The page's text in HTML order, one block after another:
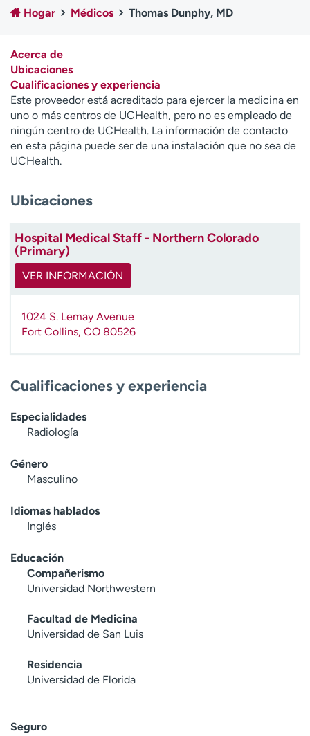
Atención a medios de
comunicación
Contáctenos Noticias e historias
A
y
ú
d
m
e
n
o
Hogar Médicos Thomas Dunphy, MD
Acerca de
Ubicaciones
Cualificaciones y experiencia
Este proveedor está acreditado para ejercer la medicina en
uno o más centros de UCHealth, pero no es empleado de
ningún centro de UCHealth. La información de contacto
en esta página puede ser de una instalación que no sea de
UCHealth.
Ubicaciones
Hospital Medical Staff - Northern Colorado
(Primary)
VER INFORMACIÓN
1024 S. Lemay Avenue
Fort Collins, CO 80526
Cualificaciones y experiencia
Especialidades
Radiología
Género
Masculino
Idiomas hablados
Inglés
Educación
Compañerismo
Universidad Northwestern
Facultad de Medicina
Universidad de San Luis
Residencia
Universidad de Florida
Seguro